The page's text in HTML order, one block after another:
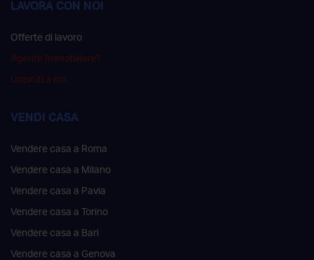
LAVORA CON NOI
Offerte di lavoro
Agente Immobiliare?
Unisciti a noi
VENDI CASA
Vendere casa a Roma
Vendere casa a Milano
Vendere casa a Pavia
Vendere casa a Torino
Vendere casa a Bari
Vendere casa a Genova